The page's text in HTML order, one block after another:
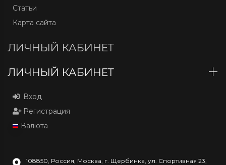
Статьи
Карта сайта
ЛИЧНЫЙ КАБИНЕТ
ЛИЧНЫЙ КАБИНЕТ
Вход
Регистрация
Валюта
108850, Россия, Москва, г. Щербинка, ул. Спортивная 23,